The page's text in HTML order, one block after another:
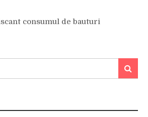
consumul de bauturi
Search